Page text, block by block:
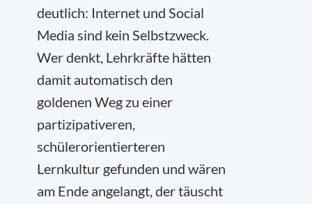
deutlich: Internet und Social
Media sind kein Selbstzweck.
Wer denkt, Lehrkräfte hätten
damit automatisch den
goldenen Weg zu einer
partizipativeren,
schülerorientierteren
Lernkultur gefunden und wären
am Ende angelangt, der täuscht